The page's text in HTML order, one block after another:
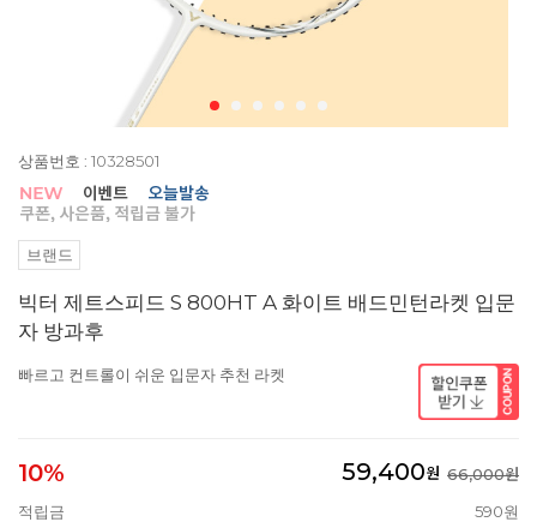
상품번호 : 10328501
브랜드
빅터 제트스피드 S 800HT A 화이트 배드민턴라켓 입문
자 방과후
빠르고 컨트롤이 쉬운 입문자 추천 라켓
10% 59,400원 66,000원
적립금
590원